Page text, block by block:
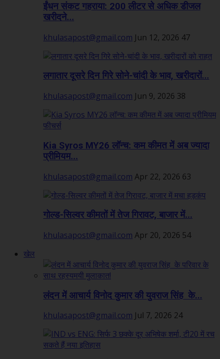
ईंधन संकट गहराया: 200 लीटर से अधिक डीजल
खरीदने...
khulasapost@gmail.com Jun 12, 2026 47
लगातार दूसरे दिन गिरे सोने-चांदी के भाव, खरीदारों...
khulasapost@gmail.com Jun 9, 2026 38
Kia Syros MY26 लॉन्च: कम कीमत में अब ज्यादा
प्रीमियम...
khulasapost@gmail.com Apr 22, 2026 63
गोल्ड-सिल्वर कीमतों में तेज गिरावट, बाजार में...
khulasapost@gmail.com Apr 20, 2026 54
खेल
लंदन में आचार्य विनोद कुमार की युवराज सिंह के...
khulasapost@gmail.com Jul 7, 2026 24